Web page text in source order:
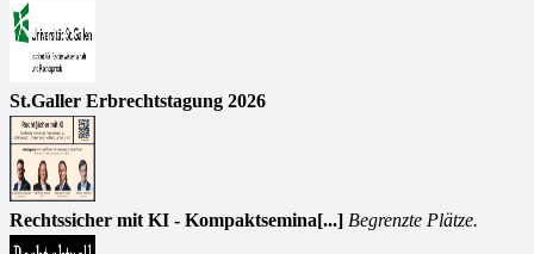
St.Galler Erbrechtstagung 2026
Rechtssicher mit KI - Kompaktsemina[...] Begrenzte Plätze.